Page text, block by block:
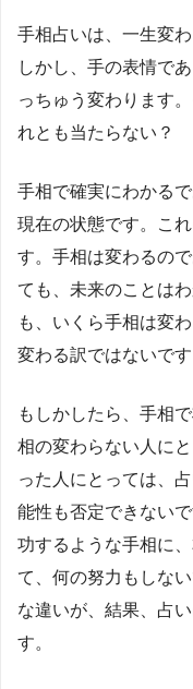
手相占いは、一生変
しかし、手の表情で
っちゅう変わります
れとも当たらない？
手相で確実にわかる
現在の状態です。こ
す。手相は変わるの
ても、未来のことは
も、いくら手相は変
変わる訳ではないです
もしかしたら、手相
相の変わらない人に
った人にとっては、
能性も否定できない
功するような手相に
て、何の努力もしな
な違いが、結果、占
す。